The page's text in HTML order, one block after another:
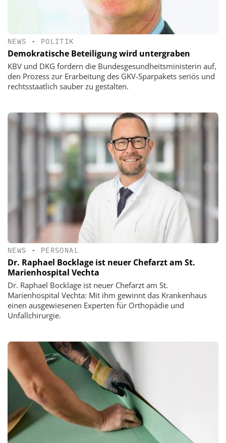
NEWS • POLITIK
Demokratische Beteiligung wird untergraben
KBV und DKG fordern die Bundesgesundheitsministerin auf,
den Prozess zur Erarbeitung des GKV-Sparpakets seriös und
rechtsstaatlich sauber zu gestalten.
NEWS • PERSONAL
Dr. Raphael Bocklage ist neuer Chefarzt am St.
Marienhospital Vechta
Dr. Raphael Bocklage ist neuer Chefarzt am St.
Marienhospital Vechta: Mit ihm gewinnt das Krankenhaus
einen ausgewiesenen Experten für Orthopädie und
Unfallchirurgie.